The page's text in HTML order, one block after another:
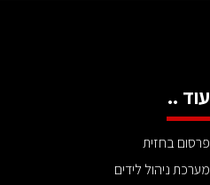
עוד ..
פרסום בחזית
מערכת ניהול לידים